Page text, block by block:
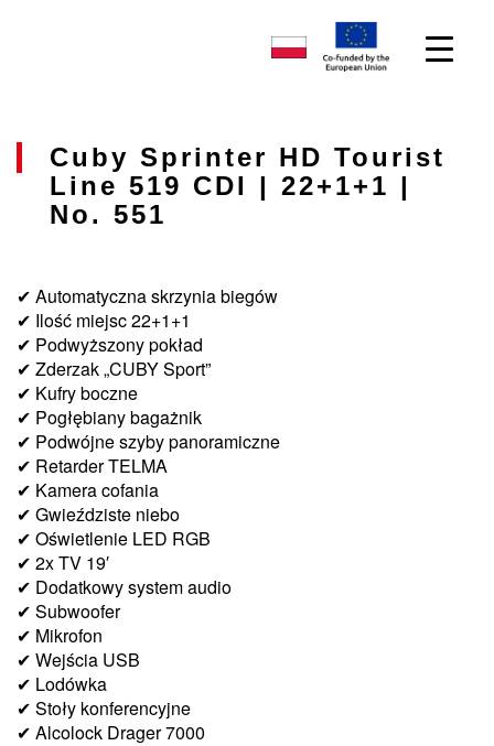
Cuby Sprinter HD Tourist
Line 519 CDI | 22+1+1 |
No. 551
✔ Automatyczna skrzynia biegów
✔ Ilość miejsc 22+1+1
✔ Podwyższony pokład
✔ Zderzak „CUBY Sport”
✔ Kufry boczne
✔ Pogłębiany bagażnik
✔ Podwójne szyby panoramiczne
✔ Retarder TELMA
✔ Kamera cofania
✔ Gwieździste niebo
✔ Oświetlenie LED RGB
✔ 2x TV 19′
✔ Dodatkowy system audio
✔ Subwoofer
✔ Mikrofon
✔ Wejścia USB
✔ Lodówka
✔ Stoły konferencyjne
✔ Alcolock Drager 7000